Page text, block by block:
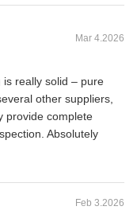
Mar 4.2026
really solid – pure
other suppliers,
provide complete
Absolutely
Feb 3.2026